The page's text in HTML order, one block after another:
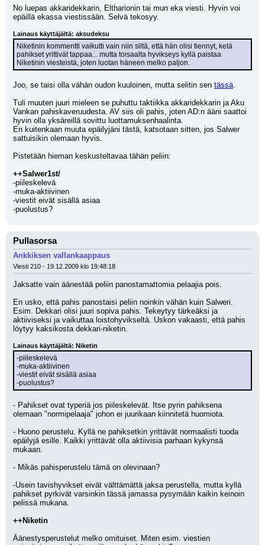
No luepas akkaridekkarin, Eltharionin tai mun eka viesti. Hyvin voi
epäillä ekassa viestissään. Selvä tekosyy.
Lainaus käyttäjältä: aksudeksu
Niketinin kommentti vaikutti vain niin siltä, että hän olisi tiennyt, ketä
pahikset yrittivät tappaa... mutta toisaalta hyvikseys kyllä paistaa
Niketinin viesteistä, joten luotan häneen melko paljon.
Joo, se taisi olla vähän oudon kuuloinen, mutta selitin sen tässä.
Tuli muuten juuri mieleen se puhuttu taktiikka akkaridekkarin ja Aku
Vankan pahiskaveruudesta. AV siis oli pahis, joten AD:n ääni saattoi
hyvin olla yksäreillä sovittu luottamuksenhaalinta.
En kuitenkaan muuta epäilyjäni tästä, katsotaan sitten, jos Salwer
sattuisikin olemaan hyvis.
Pistetään hieman keskusteltavaa tähän peliin:
++Salwer1st/
-piileskelevä
-muka-aktiivinen
-viestit eivät sisällä asiaa
-puolustus?
Pullasorsa
Ankkiksen vallankaappaus
Viesti 210 - 19.12.2009 klo 19:48:18
Jaksatte vain äänestää peliin panostamattomia pelaajia pois.
En usko, että pahis panostaisi peliin noinkin vähän kuin Salweri.
Esim. Dekkari olisi juuri sopiva pahis. Tekeytyy tärkeäksi ja
aktiiviseksi ja vaikuttaa loistohyvikseltä. Uskon vakaasti, että pahis
löytyy kaksikosta dekkari-niketin.
Lainaus käyttäjältä: Niketin
-piileskelevä
-muka-aktiivinen
-viestit eivät sisällä asiaa
-puolustus?
- Pahikset ovat typeriä jos piileskelevät. Itse pyrin pahiksena
olemaan "normipelaaja" johon ei juurikaan kiinnitetä huomiota.
- Huono perustelu. Kyllä ne pahiksetkin yrittävät normaalisti tuoda
epäilyjä esille. Kaikki yrittävät olla aktiivisia parhaan kykynsä
mukaan.
- Mikäs pahisperustelu tämä on olevinaan?
-Usein tavishyvikset eivät välttämättä jaksa perustella, mutta kyllä
pahikset pyrkivät varsinkin tässä jamassa pysymään kaikin keinoin
pelissä mukana.
++Niketin
Äänestysperustelut melko omituiset. Miten esim. viestien